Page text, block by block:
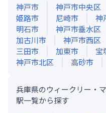
神戸市
神戸市中央区
姫路市
尼崎市 神
明石市
神戸市垂水区
加古川市
神戸市西区
三田市
加東市 宝
神戸市北区
高砂市
兵庫県のウィークリー・
駅一覧から探す